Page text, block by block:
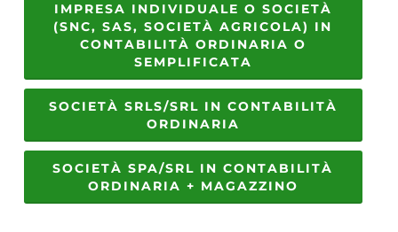
IMPRESA INDIVIDUALE O SOCIETÀ
(SNC, SAS, SOCIETÀ AGRICOLA) IN
CONTABILITÀ ORDINARIA O
SEMPLIFICATA
SOCIETÀ SRLS/SRL IN CONTABILITÀ
ORDINARIA
SOCIETÀ SPA/SRL IN CONTABILITÀ
ORDINARIA + MAGAZZINO